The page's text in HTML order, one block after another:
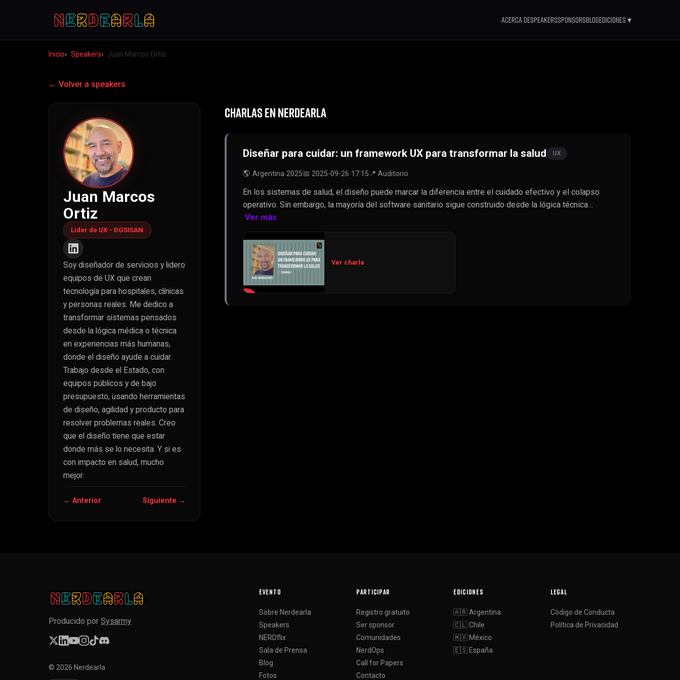
Acerca deSpeakersSponsorsBlogEdiciones ▾
Inicio Speakers Juan Marcos Ortiz
← Volver a speakers
Juan Marcos
Ortiz
Lider de UX - DGSISAN
Soy diseñador de servicios y lidero
equipos de UX que crean
tecnología para hospitales, clínicas
y personas reales. Me dedico a
transformar sistemas pensados
desde la lógica médica o técnica
en experiencias más humanas,
donde el diseño ayude a cuidar.
Trabajo desde el Estado, con
equipos públicos y de bajo
presupuesto, usando herramientas
de diseño, agilidad y producto para
resolver problemas reales. Creo
que el diseño tiene que estar
donde más se lo necesita. Y si es
con impacto en salud, mucho
mejor.
← Anterior Siguiente →
CHARLAS EN NERDEARLA
Diseñar para cuidar: un framework UX para transformar la salud UX
🌎 Argentina 2025📅 2025-09-26 17:15📍 Auditorio
En los sistemas de salud, el diseño puede marcar la diferencia entre el cuidado efectivo y el colapso
operativo. Sin embargo, la mayoría del software sanitario sigue construido desde la lógica técnica…
Ver más
Ver charla
Producido por Sysarmy
© 2026 Nerdearla
EVENTO
Sobre Nerdearla
Speakers
NERDflix
Sala de Prensa
Blog
Fotos
PARTICIPAR
Registro gratuito
Ser sponsor
Comunidades
NerdOps
Call for Papers
Contacto
EDICIONES
🇦🇷 Argentina
🇨🇱 Chile
🇲🇽 México
🇪🇸 España
LEGAL
Código de Conducta
Política de Privacidad